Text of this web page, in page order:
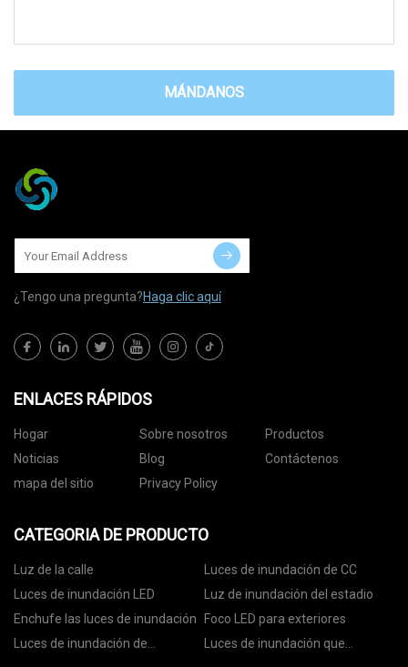
MÁNDANOS
¿Tengo una pregunta?Haga clic aquí
ENLACES RÁPIDOS
Hogar Sobre nosotros
Productos
Noticias
Blog
Contáctenos
mapa del sitio
Privacy Policy
CATEGORIA DE PRODUCTO
Luz de la calle
Luces de inundación de CC
Luces de inundación LED
Luz de inundación del estadio
Enchufe las luces de inundación
Foco LED para exteriores
Luces de inundación de
Luces de inundación que